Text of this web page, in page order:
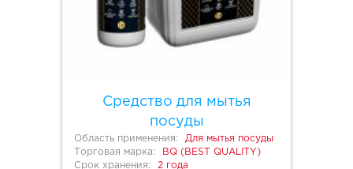
Средство для мытья
посуды
Область применения:
Для мытья посуды
Торговая марка:
BQ (BEST QUALITY)
Срок хранения:
2 года